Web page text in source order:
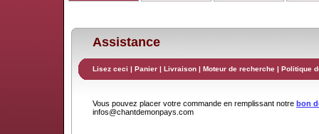
Assistance
Lisez ceci | Panier | Livraison | Moteur de recherche | Politique
Vous pouvez placer votre commande en remplissant notre bon
infos@chantdemonpays.com